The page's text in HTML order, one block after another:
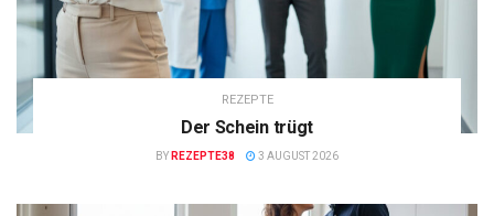
REZEPTE
Der Schein trügt
BY REZEPTE38 3 AUGUST 2026